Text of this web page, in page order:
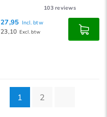
103reviews
27,95 Incl. btw
23,10 Excl. btw
1 2